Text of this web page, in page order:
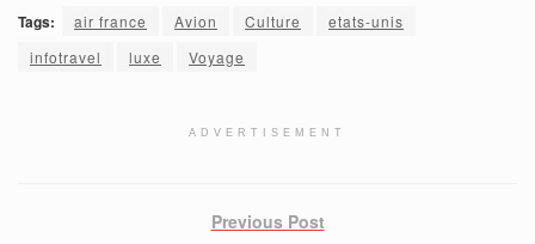
Tags: air france Avion Culture
etats-unis
infotravel
luxe Voyage
ADVERTISEMENT
Previous Post